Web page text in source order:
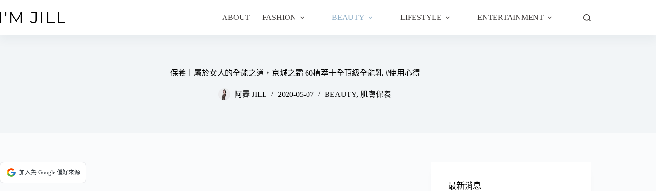
至
ABOUT FASHION BEAUTY LIFESTYLE ENTERTAINMENT
保養｜屬於女人的全能之道，京城之霜 60植萃十全頂級全能乳 #使用心得
阿霽 JILL 2020-05-07 BEAUTY, 肌膚保養
加入為 Google 偏好來源
最新消息